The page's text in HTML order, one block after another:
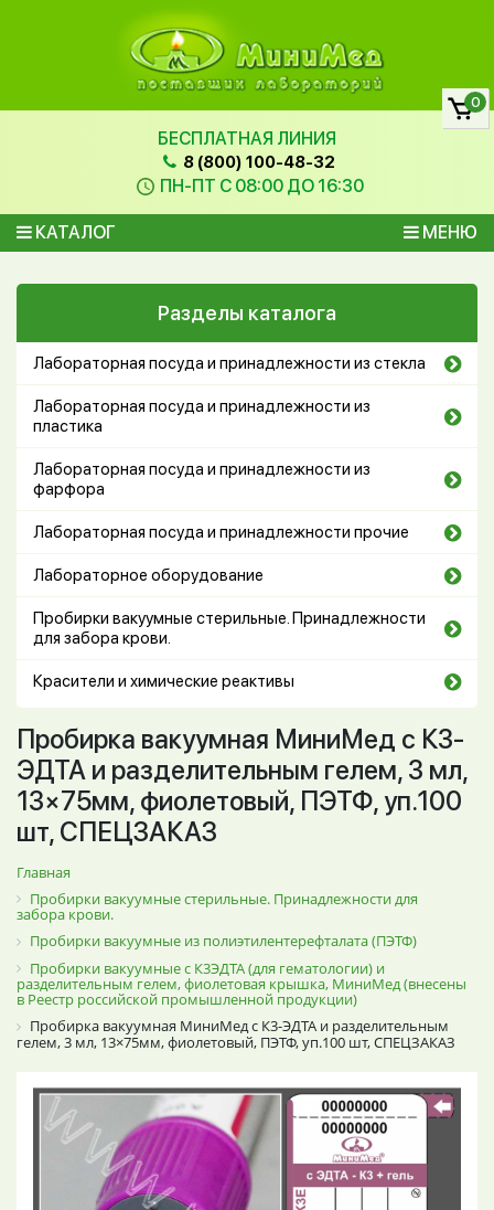
БЕСПЛАТНАЯ ЛИНИЯ
8 (800) 100-48-32
ПН-ПТ С 08:00 ДО 16:30
КАТАЛОГ МЕНЮ
0
Разделы каталога
Лабораторная посуда и принадлежности из стекла
Лабораторная посуда и принадлежности из
пластика
Лабораторная посуда и принадлежности из
фарфора
Лабораторная посуда и принадлежности прочие
Лабораторное оборудование
Пробирки вакуумные стерильные. Принадлежности
для забора крови.
Красители и химические реактивы
Пробирка вакуумная МиниМед с К3-
ЭДТА и разделительным гелем, 3 мл,
13×75мм, фиолетовый, ПЭТФ, уп.100
шт, СПЕЦЗАКАЗ
Главная
Пробирки вакуумные стерильные. Принадлежности для
забора крови.
Пробирки вакуумные из полиэтилентерефталата (ПЭТФ)
Пробирки вакуумные с К3ЭДТА (для гематологии) и
разделительным гелем, фиолетовая крышка, МиниМед (внесены
в Реестр российской промышленной продукции)
Пробирка вакуумная МиниМед с К3-ЭДТА и разделительным
гелем, 3 мл, 13×75мм, фиолетовый, ПЭТФ, уп.100 шт, СПЕЦЗАКАЗ